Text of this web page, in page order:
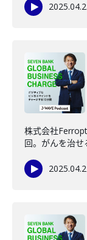
株式会社
回。がんを治せ